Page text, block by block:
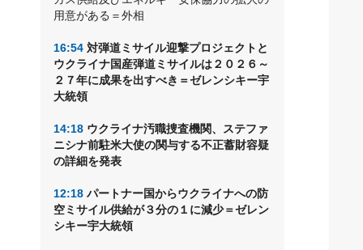
用意がある＝外相
16:54 対弾道ミサイル迎撃プロジェクトと
ウクライナ国産弾道ミサイルは２０２６～
２７年に成果を出すべき＝ゼレンシキー宇
大統領
14:18 ウクライナ汚職捜査機関、ステファ
ニシナ前駐米大使の関与する不正蓄財容疑
の詳細を発表
12:18 パートナー国からウクライナへの防
空ミサイル供給が３分の１に減少＝ゼレン
シキー宇大統領